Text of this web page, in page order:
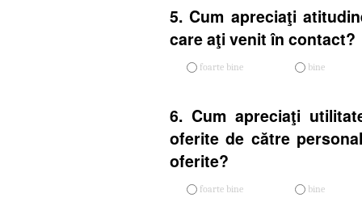
5. Cum apreciaţi
care aţi venit în contact?
foarte bine bine
6. Cum apreciaţi
oferite de către
oferite?
foarte bine bine